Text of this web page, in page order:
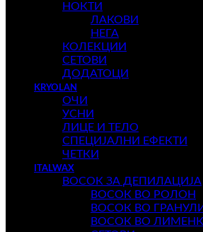
НОКТИ
ЛАКОВИ
НЕГА
КОЛЕКЦИИ
СЕТОВИ
ДОДАТОЦИ
KRYOLAN
ОЧИ
УСНИ
ЛИЦЕ И ТЕЛО
СПЕЦИЈАЛНИ ЕФЕКТИ
ЧЕТКИ
ITALWAX
ВОСОК ЗА ДЕПИЛАЦИЈА
ВОСОК ВО РОЛОН
ВОСОК ВО
ВОСОК ВО